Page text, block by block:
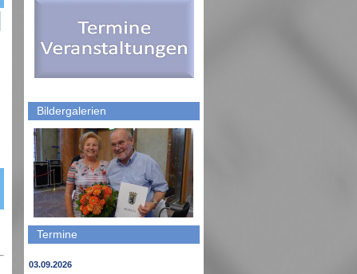
Bildergalerien
Termine
03.09.2026